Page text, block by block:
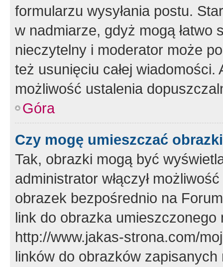
formularzu wysyłania postu.
w nadmiarze, gdyż mogą
nieczytelny i moderator może
też usunięciu całej
możliwość ustalenia
Góra
Czy mogę umieszczać
Tak, obrazki mogą być
administrator włączył
obrazek bezpośrednio na
link do obrazka
http://www.jakas-strona.com/
linków do obrazków